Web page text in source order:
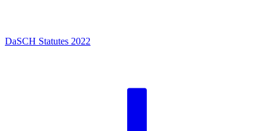
DaSCH Statutes 2022